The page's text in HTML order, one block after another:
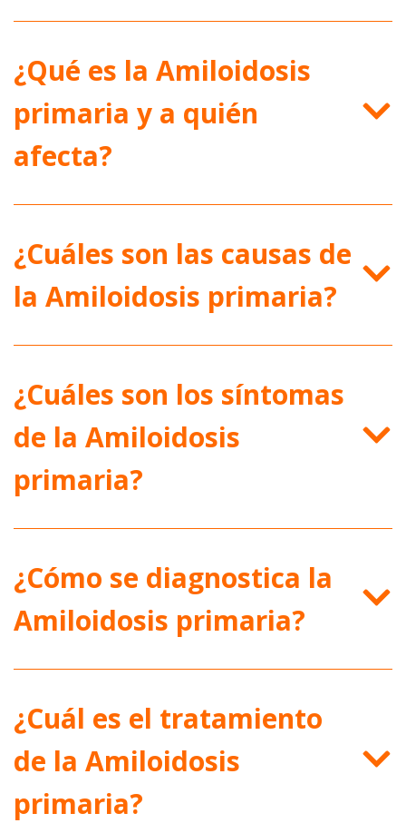
¿Qué es la Amiloidosis
primaria y a quién
afecta?
¿Cuáles son las causas de
la Amiloidosis primaria?
¿Cuáles son los síntomas
de la Amiloidosis
primaria?
¿Cómo se diagnostica la
Amiloidosis primaria?
¿Cuál es el tratamiento
de la Amiloidosis
primaria?